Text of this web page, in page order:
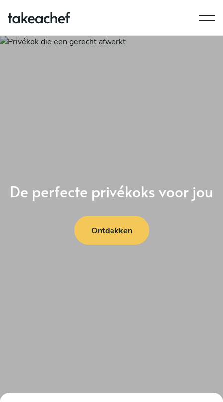
De perfecte privékoks voor jou
Ontdekken